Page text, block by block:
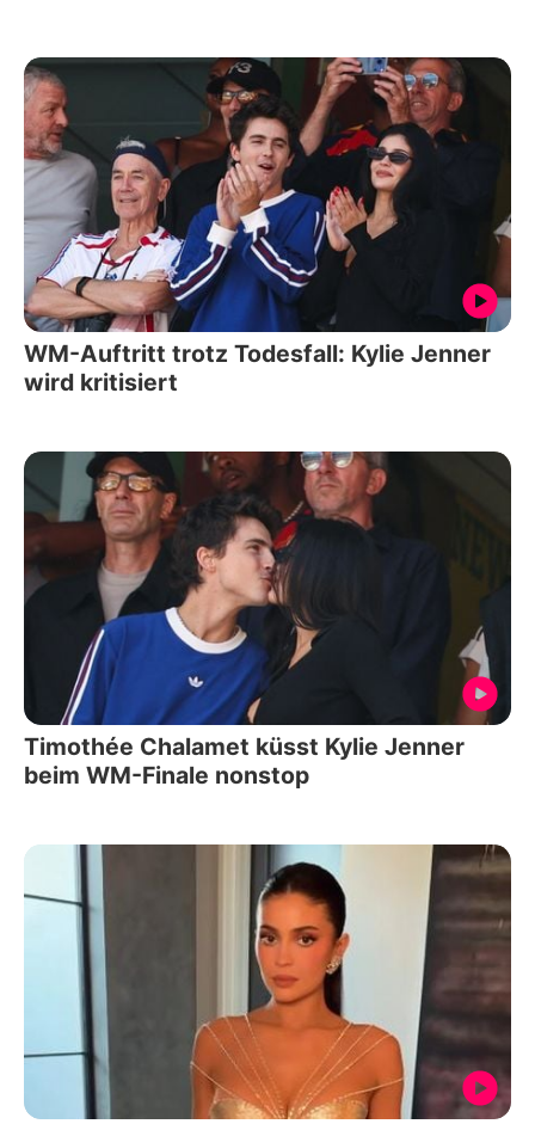
WM-Auftritt trotz Todesfall: Kylie Jenner
wird kritisiert
Timothée Chalamet küsst Kylie Jenner
beim WM-Finale nonstop